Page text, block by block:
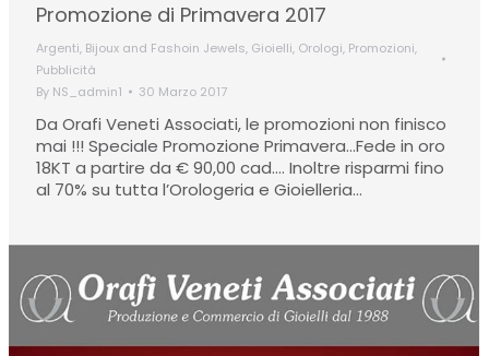
Promozione di Primavera 2017
Argenti, Bijoux and Fashoin Jewels, Gioielli, Orologi, Promozioni,
Pubblicità
By NS_admin1 30 Marzo 2017
Da Orafi Veneti Associati, le promozioni non finisco
mai !!! Speciale Promozione Primavera…Fede in oro
18KT a partire da € 90,00 cad…. Inoltre risparmi fino
al 70% su tutta l’Orologeria e Gioielleria…